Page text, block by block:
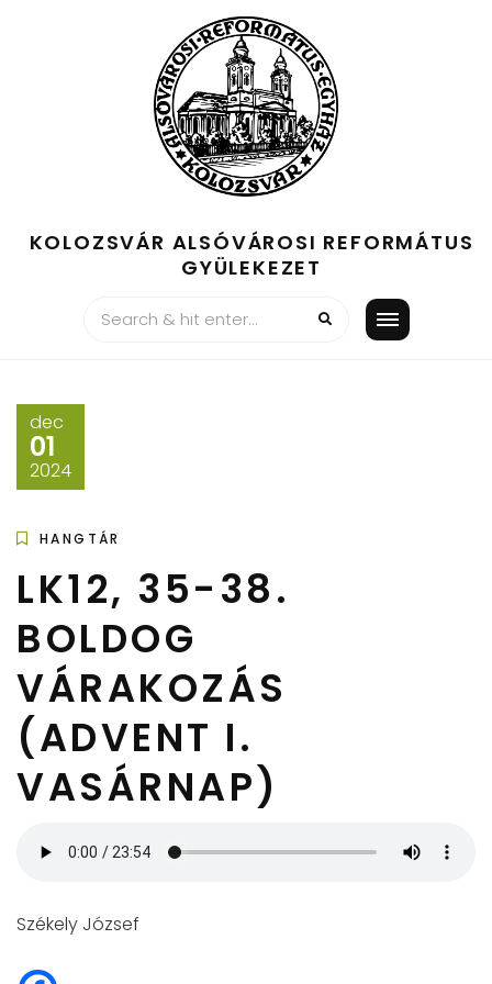
KOLOZSVÁR ALSÓVÁROSI REFORMÁTUS
GYÜLEKEZET
dec
01
2024
HANGTÁR
LK12, 35-38.
BOLDOG
VÁRAKOZÁS
(ADVENT I.
VASÁRNAP)
Székely József